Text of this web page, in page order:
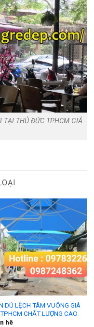
TẠI THỦ ĐỨC TPHCM GIÁ
DÙ LỆCH TÂM VUÔNG GIÁ
CHẤT LƯỢNG CAO
hê